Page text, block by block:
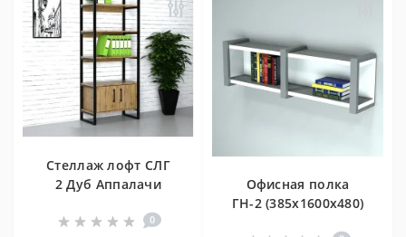
Стеллаж лофт СЛГ
2 Дуб Аппалачи
Аппалачи Гамма
0
Офисная полка
ГН-2 (385x1600x480)